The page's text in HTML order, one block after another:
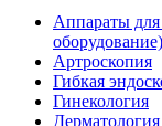
Аппараты
оборудование)
Артроскопия
Гибкая
Гинекология
Дерматология